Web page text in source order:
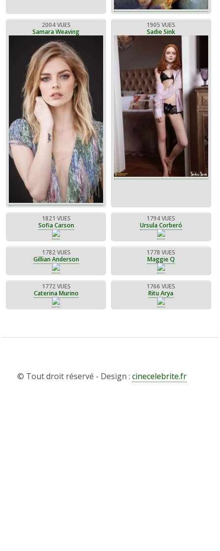
2004 VUES
Samara Weaving
1905 VUES
Sadie Sink
1821 VUES
Sofia Carson
1794 VUES
Ursula Corberó
1782 VUES
Gillian Anderson
1778 VUES
Maggie Q
1772 VUES
Caterina Murino
1766 VUES
Ritu Arya
© Tout droit réservé - Design :cinecelebrite.fr